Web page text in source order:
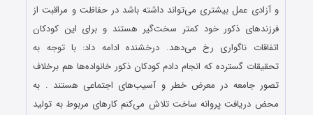
و آزادی‌ عمل بیشتری می‌تواند داشته باشد در حفاظت و مراقبت از
فرزندهای ذکور خود کمتر سخت‌گیر هستند و برای این کودکان
اتفاقات ناگواری رخ می‌دهد. درخشنده ادامه داد: با توجه به
تحقیقات گسترده که انجام دادم کودکان ذکور خانواده‌ها هم برخلاف
تصور جامعه در معرض خطر و آسیب‌های اجتماعی هستند . به
محض دریافت پروانه ساخت تلاش می‌کنم کارهای مربوط به تولید